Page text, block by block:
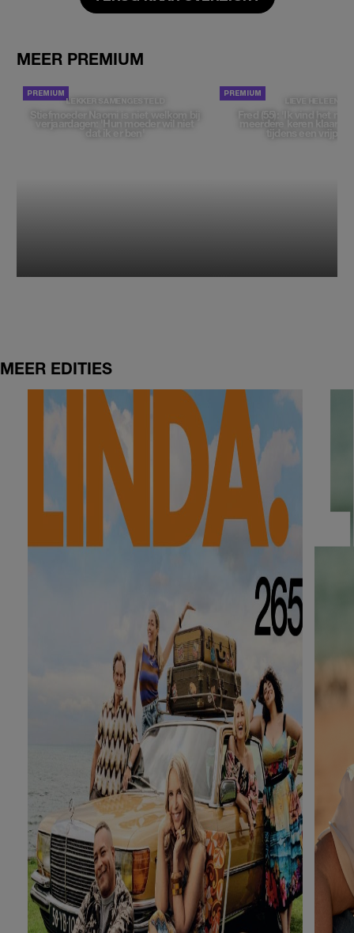
MEER PREMIUM
LEKKER SAMENGESTELD
Stiefmoeder Naomi is niet welkom bij
verjaardagen: 'Hun moeder wil niet
dat ik er ben'
LIEVE HELEEN
Fred (55): 'Ik vind het
meerdere keren klaar te
tijdens een
MEER EDITIES